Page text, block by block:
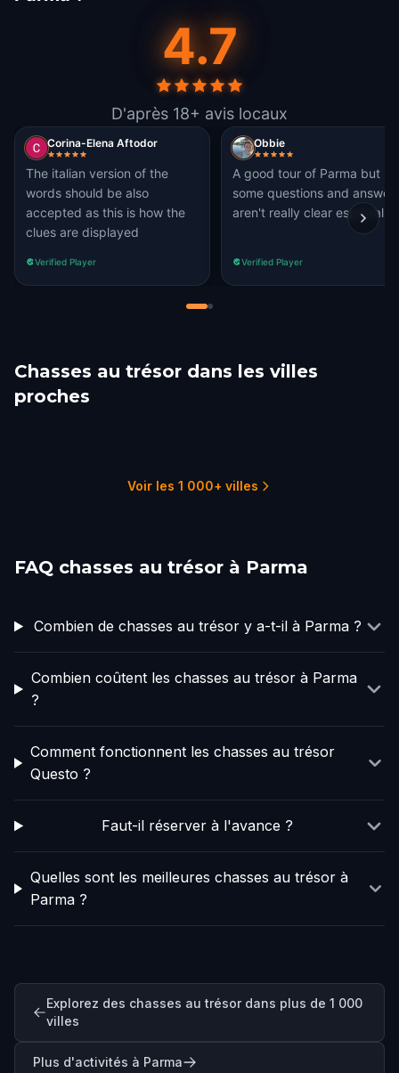
4.7
D'après 18+ avis locaux
Corina-Elena Aftodor
The italian version of the
words should be also
accepted as this is how the
clues are displayed
Verified Player
Obbie
A good tour of Parma but
some questions and answers
aren't really clear especially
Verified Player
Chasses au trésor dans les villes
proches
Voir les 1 000+ villes
FAQ chasses au trésor à Parma
Combien de chasses au trésor y a-t-il à Parma ?
Combien coûtent les chasses au trésor à Parma
?
Comment fonctionnent les chasses au trésor
Questo ?
Faut-il réserver à l'avance ?
Quelles sont les meilleures chasses au trésor à
Parma ?
Explorez des chasses au trésor dans plus de 1 000
villes
Plus d'activités à Parma